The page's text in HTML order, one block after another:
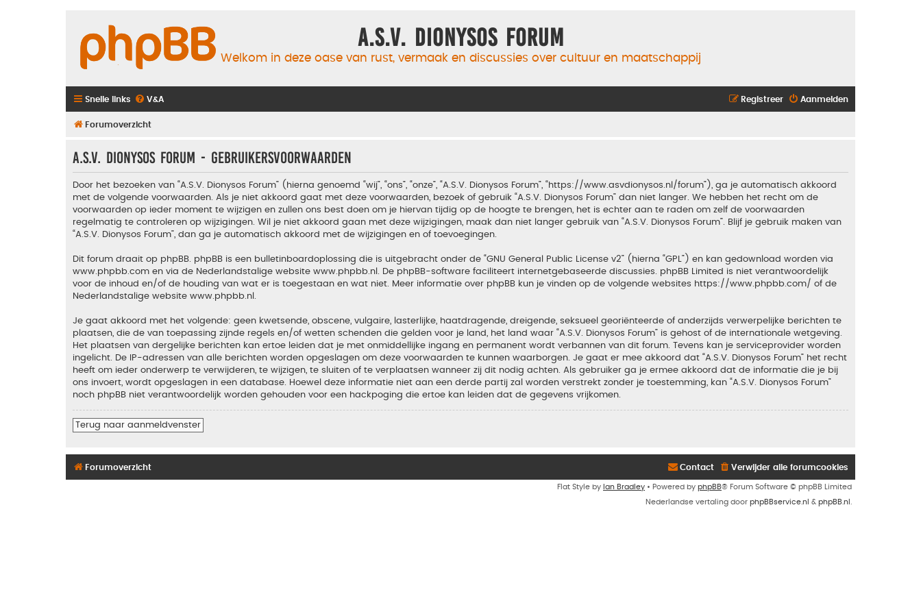
A.S.V. Dionysos Forum
Welkom in deze oase van rust, vermaak en discussies over cultuur en maatschappij
Snelle links V&A Aanmelden
Registreer
Forumoverzicht
A.S.V. Dionysos Forum - Gebruikersvoorwaarden
Door het bezoeken van “A.S.V. Dionysos Forum” (hierna genoemd “wij”, “ons”, “onze”, “A.S.V. Dionysos Forum”, “https://www.asvdionysos.nl/forum”), ga je automatisch akkoord
met de volgende voorwaarden. Als je niet akkoord gaat met deze voorwaarden, bezoek of gebruik “A.S.V. Dionysos Forum” dan niet langer. We hebben het recht om de
voorwaarden op ieder moment te wijzigen en zullen ons best doen om je hiervan tijdig op de hoogte te brengen, het is echter aan te raden om zelf de voorwaarden
regelmatig te controleren op wijzigingen. Wil je niet akkoord gaan met deze wijzigingen, maak dan niet langer gebruik van “A.S.V. Dionysos Forum”. Blijf je gebruik maken van
“A.S.V. Dionysos Forum”, dan ga je automatisch akkoord met de wijzigingen en of toevoegingen.
Dit forum draait op phpBB. phpBB is een bulletinboardoplossing die is uitgebracht onder de “GNU General Public License v2” (hierna “GPL”) en kan gedownload worden via
www.phpbb.com en via de Nederlandstalige website www.phpbb.nl . De phpBB-software faciliteert internetgebaseerde discussies. phpBB Limited is niet verantwoordelijk
voor de inhoud en/of de houding van wat er is toegestaan en wat niet. Meer informatie over phpBB kun je vinden op de volgende websites https://www.phpbb.com/ of de
Nederlandstalige website www.phpbb.nl .
Je gaat akkoord met het volgende: geen kwetsende, obscene, vulgaire, lasterlijke, haatdragende, dreigende, seksueel georiënteerde of anderzijds verwerpelijke berichten te
plaatsen, die de van toepassing zijnde regels en/of wetten schenden die gelden voor je land, het land waar “A.S.V. Dionysos Forum” is gehost of de internationale wetgeving.
Het plaatsen van dergelijke berichten kan ertoe leiden dat je met onmiddellijke ingang en permanent wordt verbannen van dit forum. Tevens kan je serviceprovider worden
ingelicht. De IP-adressen van alle berichten worden opgeslagen om deze voorwaarden te kunnen waarborgen. Je gaat er mee akkoord dat “A.S.V. Dionysos Forum” het recht
heeft om ieder onderwerp te verwijderen, te wijzigen, te sluiten of te verplaatsen wanneer zij dit nodig achten. Als gebruiker ga je ermee akkoord dat de informatie die je bij
ons invoert, wordt opgeslagen in een database. Hoewel deze informatie niet aan een derde partij zal worden verstrekt zonder je toestemming, kan “A.S.V. Dionysos Forum”
noch phpBB niet verantwoordelijk worden gehouden voor een hackpoging die ertoe kan leiden dat de gegevens vrijkomen.
Terug naar aanmeldvenster
Forumoverzicht Verwijder alle forumcookies
Contact
Flat Style by Ian Bradley • Powered by phpBB® Forum Software © phpBB Limited
Nederlandse vertaling door phpBBservice.nl & phpBB.nl